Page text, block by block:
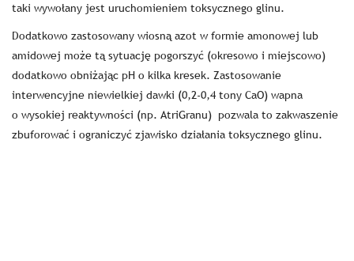
taki wywołany jest uruchomieniem toksycznego glinu.
Dodatkowo zastosowany wiosną azot w formie amonowej lub
amidowej może tą sytuację pogorszyć (okresowo i miejscowo)
dodatkowo obniżając pH o kilka kresek. Zastosowanie
interwencyjne niewielkiej dawki (0,2-0,4 tony CaO) wapna
o wysokiej reaktywności (np. AtriGranu) pozwala to zakwaszenie
zbuforować i ograniczyć zjawisko działania toksycznego glinu.